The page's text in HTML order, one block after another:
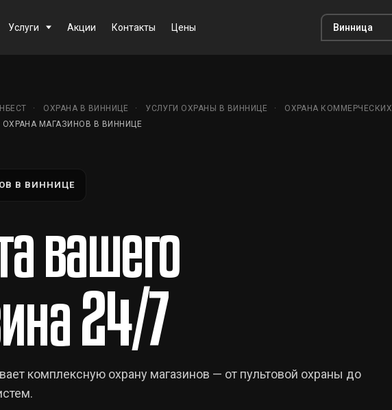
Услуги Акции Контакты Цены
ОХРАНА В ВИННИЦЕ УСЛУГИ ОХРАНЫ В ВИННИЦЕ
ОХРАНА КОММЕРЧЕСКИХ
ОХРАНА МАГАЗИНОВ В ВИННИЦЕ
В ВИННИЦЕ
вашего
24/7
комплексную охрану магазинов — от пультовой охраны до